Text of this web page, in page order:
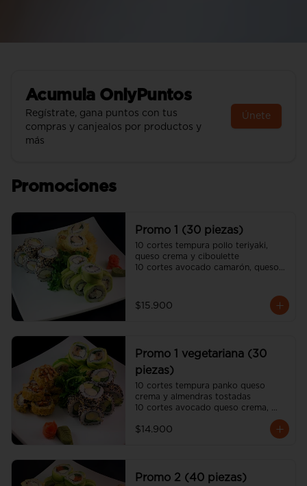
Acumula OnlyPuntos
Regístrate, gana puntos con tus
compras y canjealos por productos y
más
Únete
Promociones
Promo 1 (30 piezas)
10 cortes tempura pollo teriyaki,
queso crema y ciboulette
10 cortes avocado camarón, queso
kanikama, queso crema y palta
(incluye 2 salsa soya y una salsa
$15.900
Promo 1 vegetariana (30
piezas)
10 cortes tempura panko queso
crema y almendras tostadas
10 cortes avocado queso crema,
10 cortes california sésamo palmito,
$14.900
Promo 2 (40 piezas)